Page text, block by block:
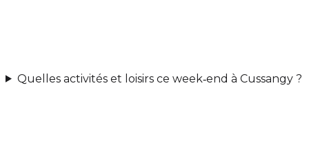
Quelles activités et loisirs ce week‑end à Cussangy ?